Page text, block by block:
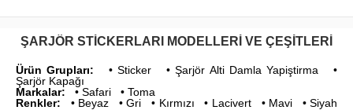
ŞARJÖR STICKERLARI MODELLERI VE ÇEŞITLERI
Ürün Grupları:• Sticker • Şarjör Alti Damla Yapiştirma •
Şarjör Kapağı
Markalar: • Safari • Toma
Renkler: • Beyaz • Gri • Kırmızı • Lacivert • Mavi • Siyah